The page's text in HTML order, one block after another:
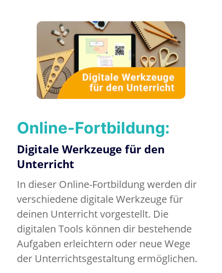
Online-Fortbildung:
Digitale Werkzeuge für den
Unterricht
In dieser Online-Fortbildung werden dir
verschiedene digitale Werkzeuge für
deinen Unterricht vorgestellt. Die
digitalen Tools können dir bestehende
Aufgaben erleichtern oder neue Wege
der Unterrichtsgestaltung ermöglichen.